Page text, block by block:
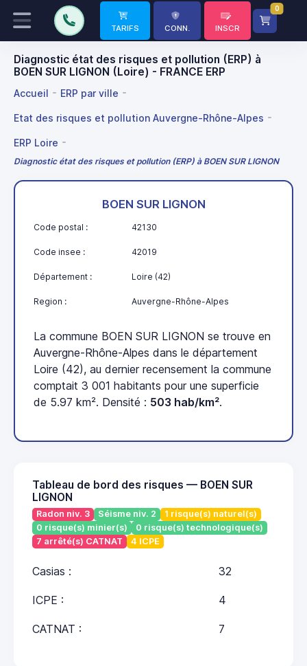
TARIFS CONN. INSCR
0
Diagnostic état des risques et pollution (ERP) à
BOEN SUR LIGNON (Loire) - FRANCE ERP
Accueil ERP par ville
Etat des risques et pollution Auvergne-Rhône-Alpes
ERP Loire
Diagnostic état des risques et pollution (ERP) à BOEN SUR LIGNON
BOEN SUR LIGNON
Code postal : 42130
Code insee : 42019
Département : Loire (42)
Region : Auvergne-Rhône-Alpes
La commune BOEN SUR LIGNON se trouve en
Auvergne-Rhône-Alpes dans le département
Loire (42), au dernier recensement la commune
comptait 3 001 habitants pour une superficie
de 5.97 km². Densité : 503 hab/km².
Tableau de bord des risques — BOEN SUR
LIGNON
Radon niv. 3 Séisme niv. 2
1 risque(s) naturel(s)
0 risque(s) minier(s)
0 risque(s) technologique(s)
7 arrêté(s) CATNAT
4 ICPE
Casias : 32
ICPE : 4
CATNAT : 7